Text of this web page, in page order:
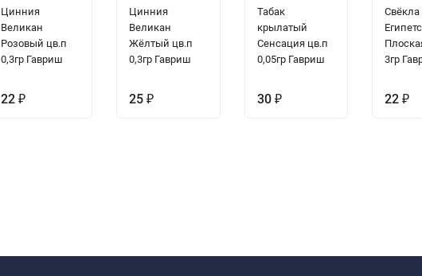
Цинния
Великан
Розовый цв.п
0,3гр Гавриш
22₽
Цинния
Великан
Жёлтый цв.п
0,3гр Гавриш
25 ₽
Табак
крылатый
Сенсация цв.п
0,05гр Гавриш
30 ₽
Свёкла
3гр
22₽